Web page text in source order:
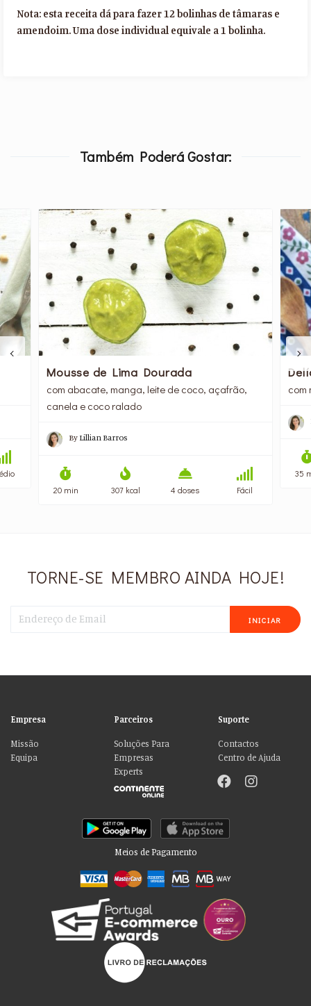
Nota: esta receita dá para fazer 12 bolinhas de tâmaras e
amendoim. Uma dose individual equivale a 1 bolinha.
Também Poderá Gostar:
Mousse de Lima Dourada
com abacate, manga, leite de coco, açafrão,
canela e coco ralado
By Lillian Barros
20 min 307 kcal 4 doses Fácil
com
35
TORNE-SE MEMBRO AINDA HOJE!
INICIAR
Empresa
Missão
Equipa
Parceiros
Soluções Para
Empresas
Experts
Suporte
Contactos
Centro de Ajuda
Meios de Pagamento
Por favor aceite as nossas deliciosas